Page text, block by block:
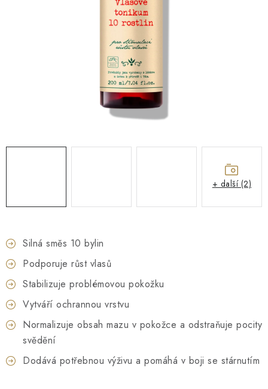
FIREMNÍ DÁRKY
Silná směs 10 bylin
Podporuje růst vlasů
Stabilizuje problémovou pokožku
Vytváří ochrannou vrstvu
Normalizuje obsah mazu v pokožce a odstraňuje pocity
svědění
Dodává potřebnou výživu a pomáhá v boji se stárnutím
+ další (2)